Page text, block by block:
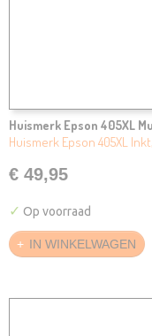
Huismerk Epson 405XL
Huismerk Epson 405XL
€ 49,95
✓ Op voorraad
IN WINKELWAGEN